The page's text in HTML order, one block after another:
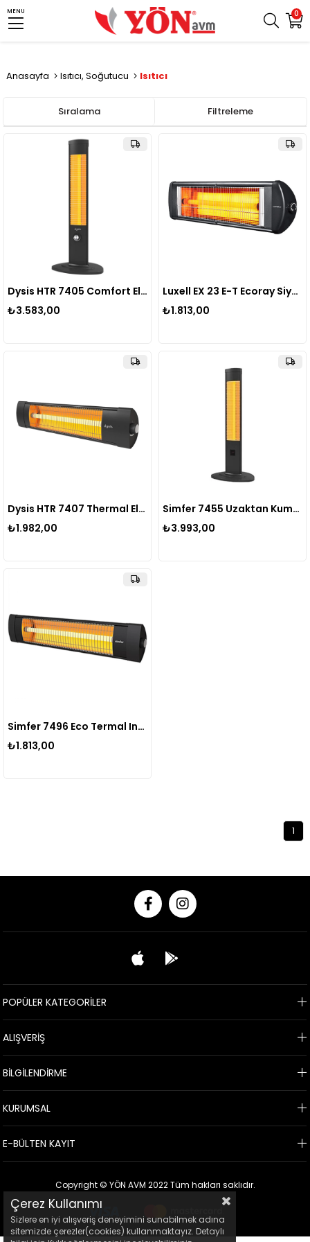
0
MENU
Anasayfa Isıtıcı, Soğutucu Isıtıcı
Filtreleme
Sıralama
Dysis HTR 7405 Comfort Elektrikli Isıtıcı 2000W
₺3.583,00
Luxell EX 23 E-T Ecoray Siyah Isıtıcı
₺1.813,00
Dysis HTR 7407 Thermal Elektrikli Isıtıcı 2300W
₺1.982,00
Simfer 7455 Uzaktan Kumandalı Carbon Elektirikli Isıtıcı
₺3.993,00
Simfer 7496 Eco Termal Infrared Elektirikli Isıtıcı
₺1.813,00
1
POPÜLER KATEGORİLER
ALIŞVERİŞ
BİLGİLENDİRME
KURUMSAL
E-BÜLTEN KAYIT
Copyright © YÖN AVM 2022 Tüm hakları saklıdır.
Çerez Kullanımı
Sizlere en iyi alışveriş deneyimini sunabilmek adına
sitemizde çerezler(cookies) kullanmaktayız. Detaylı